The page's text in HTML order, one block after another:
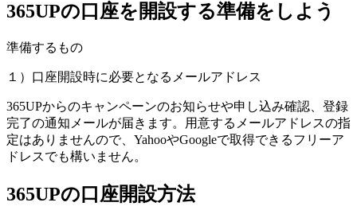
365UPの口座を開設する準備をしよう
準備するもの
１）口座開設時に必要となるメールアドレス
365UPからのキャンペーンのお知らせや申し込み確認、登録
完了の通知メールが届きます。用意するメールアドレスの指
定はありませんので、YahooやGoogleで取得できるフリーア
ドレスでも構いません。
365UPの口座開設方法